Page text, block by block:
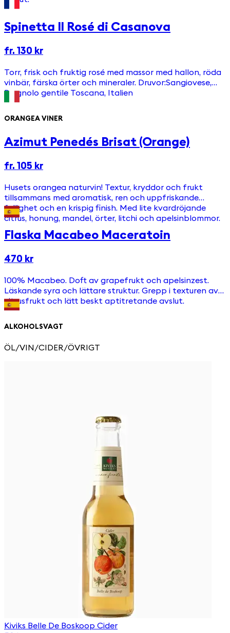
Spinetta Il Rosé di Casanova
fr. 130 kr
Torr, frisk och fruktig rosé med massor med hallon, röda
vinbär, färska örter och mineraler. Druvor:Sangiovese,
Prugnolo gentile Toscana, Italien
ORANGEA VINER
Azimut Penedés Brisat (Orange)
fr. 105 kr
Husets orangea naturvin! Textur, kryddor och frukt
tillsammans med aromatisk, ren och uppfriskande
fyllighet och en krispig finish. Med lite kvardröjande
citrus, honung, mandel, örter, litchi och apelsinblommor.
Flaska Macabeo Maceratoin
470 kr
100% Macabeo. Doft av grapefrukt och apelsinzest.
Läskande syra och lättare struktur. Grepp i texturen av
citrusfrukt och lätt beskt aptitretande avslut.
ALKOHOLSVAGT
ÖL/VIN/CIDER/ÖVRIGT
Kiviks Belle De Boskoop Cider